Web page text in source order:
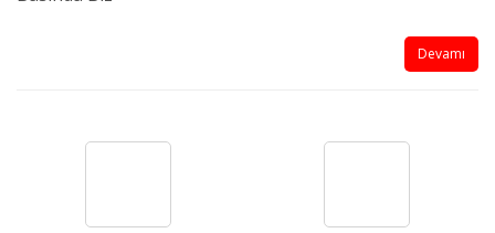
Devamı